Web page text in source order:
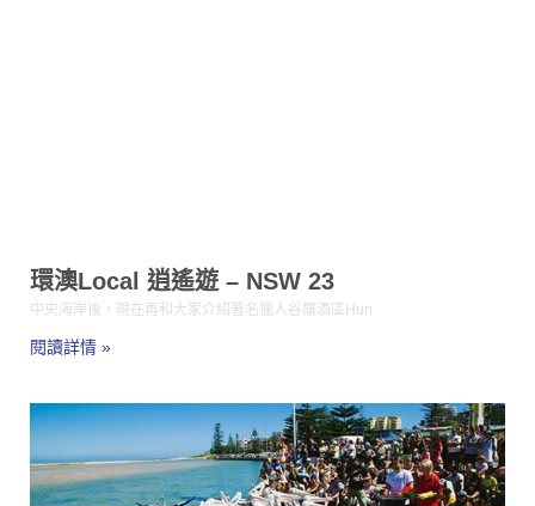
環澳Local 逍遙遊 – NSW 23
中央海岸後，現在再和大家介紹著名獵人谷釀酒區Hun
閱讀詳情 »